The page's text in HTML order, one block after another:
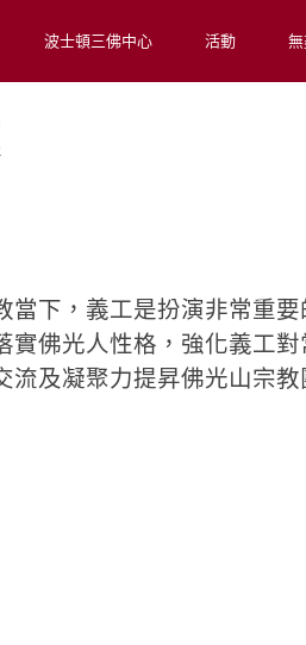
波士頓三佛中心 活動
下，義工是扮演非常重
佛光人性格，強化義工
及凝聚力提昇佛光山宗教